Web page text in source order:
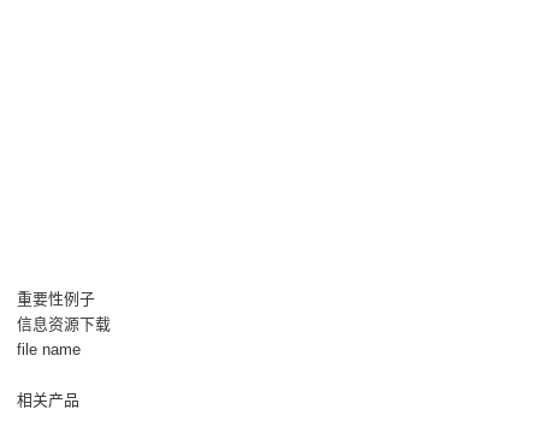
重要性例子
信息资源下载
file name
相关产品